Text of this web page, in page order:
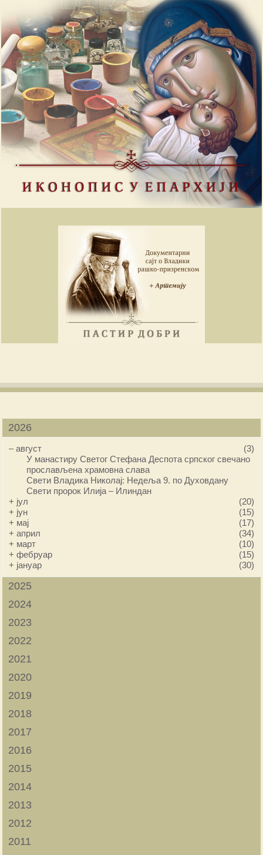
2026
–август
(3)
У манастиру Светог Стефана Деспота српског свечано
прослављена храмовна слава
Свети Владика Николај: Недеља 9. по Духовдану
Свети пророк Илија – Илиндан
+ јул
(20)
+ јун
(15)
+ мај
(17)
+април
(34)
+ март
(10)
+фебруар
(15)
+ јануар (30)
2025
2024
2023
2022
2021
2020
2019
2018
2017
2016
2015
2014
2013
2012
2011